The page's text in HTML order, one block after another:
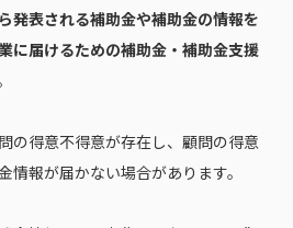
発表される補助金や補助金の情報を
に届けるための補助金・補助金支援
の得意不得意が存在し、顧問の得意
情報が届かない場合があります。